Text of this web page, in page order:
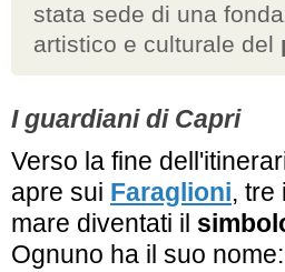
stata sede di una
artistico e culturale del
I guardiani di Capri
Verso la fine
apre sui Faraglioni, tre
mare diventati il
Ognuno ha il suo